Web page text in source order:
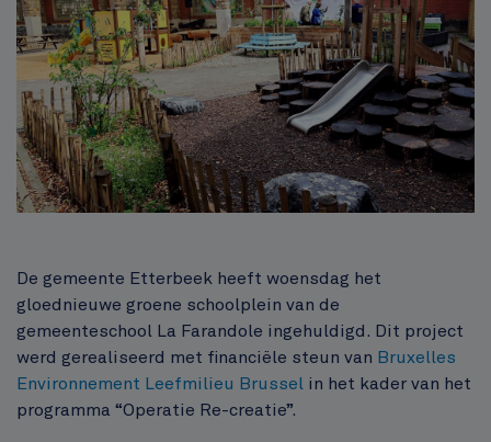
Inhoud
De gemeente Etterbeek heeft woensdag het
gloednieuwe groene schoolplein van de
gemeenteschool La Farandole ingehuldigd. Dit project
werd gerealiseerd met financiële steun van Bruxelles
Environnement Leefmilieu Brussel in het kader van het
programma “Operatie Re-creatie”.